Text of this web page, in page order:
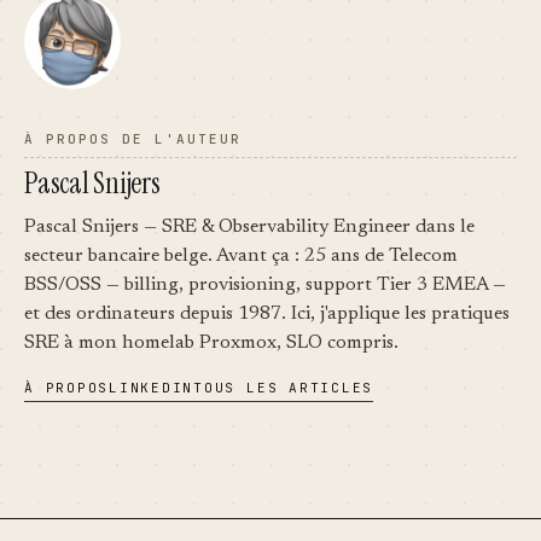
À PROPOS DE L'AUTEUR
Pascal Snijers
Pascal Snijers — SRE & Observability Engineer dans le
secteur bancaire belge. Avant ça : 25 ans de Telecom
BSS/OSS — billing, provisioning, support Tier 3 EMEA —
et des ordinateurs depuis 1987. Ici, j'applique les pratiques
SRE à mon homelab Proxmox, SLO compris.
À PROPOS LINKEDINTOUS LES ARTICLES